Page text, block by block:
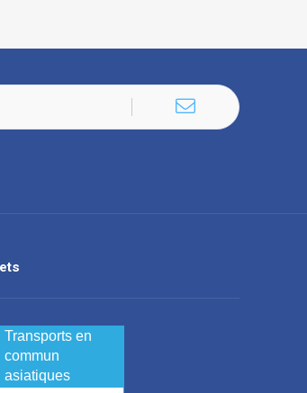
Transports en
commun
asiatiques